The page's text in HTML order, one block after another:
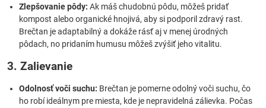
Zlepšovanie pôdy: Ak máš chudobnú pôdu, môžeš pridať
kompost alebo organické hnojivá, aby si podporil zdravý rast.
Brečtan je adaptabilný a dokáže rásť aj v menej úrodných
pôdach, no pridaním humusu môžeš zvýšiť jeho vitalitu.
3. Zalievanie
Odolnosť voči suchu: Brečtan je pomerne odolný voči suchu, čo
ho robí ideálnym pre miesta, kde je nepravidelná zálievka. Počas